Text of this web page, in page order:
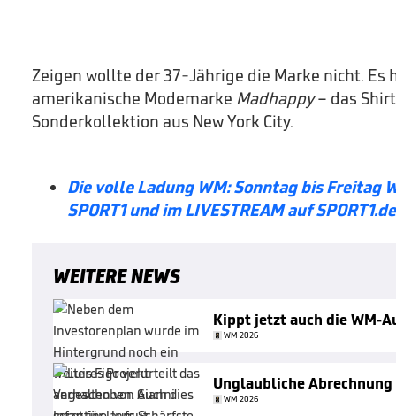
Zeigen wollte der 37-Jährige die Marke nicht. Es
amerikanische Modemarke Madhappy– das
Sonderkollektion aus New York City.
Die volle Ladung WM: Sonntag bis Freitag
SPORT1 und im LIVESTREAM auf
WEITERE NEWS
Kippt jetzt auch die WM-
WM 2026
Unglaubliche
WM 2026